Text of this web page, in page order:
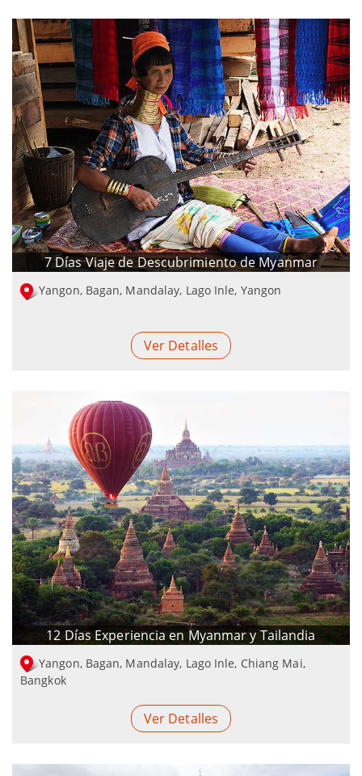
7 Días Viaje de Descubrimiento de Myanmar
Yangon, Bagan, Mandalay, Lago Inle, Yangon
Ver Detalles
12 Días Experiencia en Myanmar y Tailandia
Yangon, Bagan, Mandalay, Lago Inle, Chiang Mai,
Bangkok
Ver Detalles